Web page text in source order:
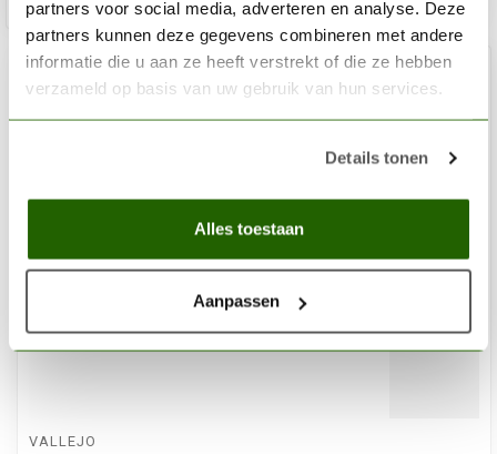
partners voor social media, adverteren en analyse. Deze
partners kunnen deze gegevens combineren met andere
informatie die u aan ze heeft verstrekt of die ze hebben
verzameld op basis van uw gebruik van hun services.
Details tonen
Alles toestaan
Aanpassen
VALLEJO